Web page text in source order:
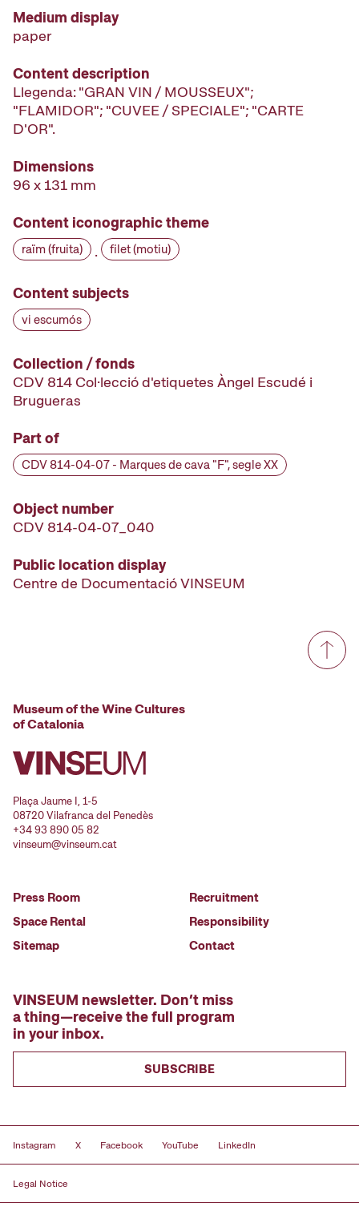
Medium display
paper
Content description
Llegenda: "GRAN VIN / MOUSSEUX";
"FLAMIDOR"; "CUVEE / SPECIALE"; "CARTE
D'OR".
Dimensions
96 x 131 mm
Content iconographic theme
raïm (fruita) · filet (motiu)
Content subjects
vi escumós
Collection / fonds
CDV 814 Col·lecció d'etiquetes Àngel Escudé i
Brugueras
Part of
CDV 814-04-07 - Marques de cava "F", segle XX
Object number
CDV 814-04-07_040
Public location display
Centre de Documentació VINSEUM
Museum of the Wine Cultures
of Catalonia
Plaça Jaume I, 1-5
08720 Vilafranca del Penedès
+34 93 890 05 82
vinseum@vinseum.cat
Press Room
Space Rental
Sitemap
Recruitment
Responsibility
Contact
VINSEUM newsletter. Don’t miss
a thing—receive the full program
in your inbox.
SUBSCRIBE
Instagram X Facebook YouTube LinkedIn
Legal Notice